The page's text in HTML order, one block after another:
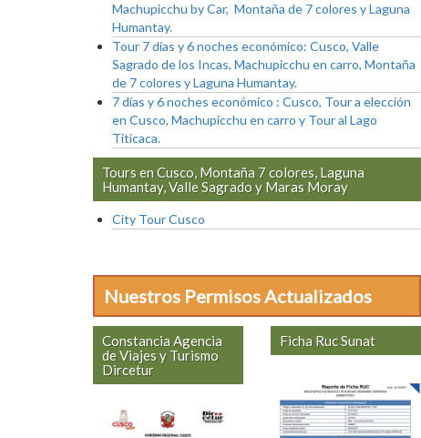
Machupicchu by Car, Montaña de 7 colores y Laguna
Humantay.
Tour 7 días y 6 noches económico: Cusco, Valle
Sagrado de los Incas, Machupicchu en carro, Montaña
de 7 colores y Laguna Humantay.
7 días y 6 noches económico : Cusco, Tour a elección
en Cusco, Machupicchu en carro y Tour al Lago
Titicaca.
Tours en Cusco, Montaña 7 colores, Laguna
Humantay, Valle Sagrado y Maras Moray
City Tour Cusco
Nuestros Permisos Actualizados
Constancia Agencia
de Viajes y Turismo
Dircetur
Ficha Ruc Sunat